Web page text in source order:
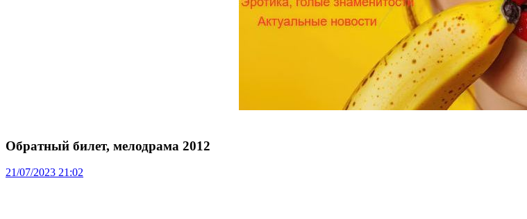
Обратный билет, мелодрама 2012
21/07/2023 21:02